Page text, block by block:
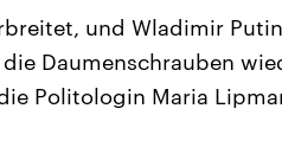
und Wladimir
Daumenschrauben
Politologin Maria